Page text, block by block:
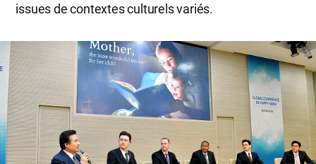
issues de contextes culturels variés.